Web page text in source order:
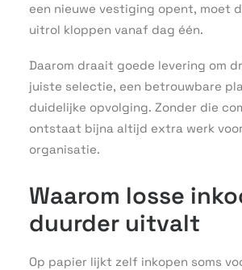
een nieuwe vestiging opent, moet
uitrol kloppen vanaf dag één.
Daarom draait goede levering om
juiste selectie, een betrouwbare
duidelijke opvolging. Zonder die
ontstaat bijna altijd extra werk
organisatie.
Waarom losse
duurder uitvalt
Op papier lijkt zelf inkopen soms